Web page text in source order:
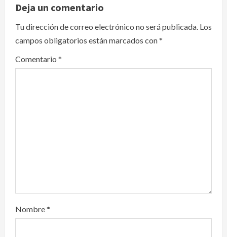
v
i
g
Deja un comentario
Tu dirección de correo electrónico no será publicada. Los
campos obligatorios están marcados con*
Comentario *
Nombre*